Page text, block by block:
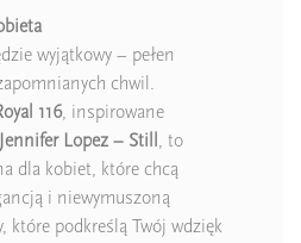
wyjątkowy – pełen
chwil.
116, inspirowane
Jennifer Lopez – Still , to
dla kobiet, które chcą
i niewymuszoną
które podkreślą Twój wdzięk